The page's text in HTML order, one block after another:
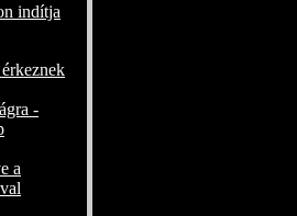
indítja
-
a